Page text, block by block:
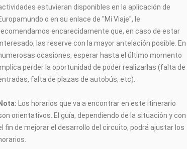
estuvieran disponibles en la aplicación de
o en su enlace de "Mi Viaje", le
encarecidamente que, en caso de estar
las reserve con la mayor antelación posible. En
ocasiones, esperar hasta el último momento
perder la oportunidad de poder realizarlas (falta de
falta de plazas de autobús, etc).
Nota: Los horarios que va a encontrar en este itinerario
orientativos. El guía, dependiendo de la situación y con
fin de mejorar el desarrollo del circuito, podrá ajustar los